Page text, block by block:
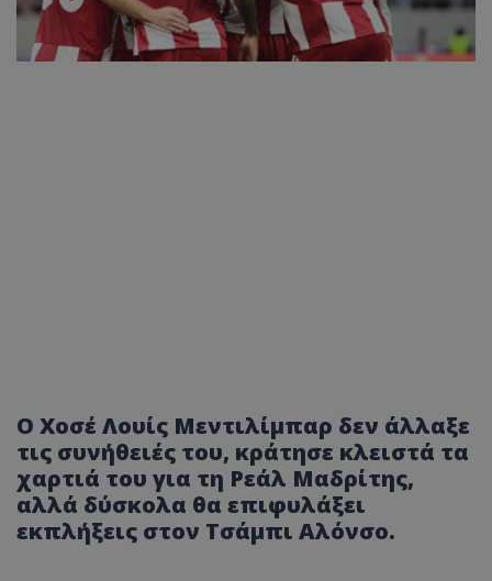
Ο Χοσέ Λουίς Μεντιλίμπαρ δεν άλλαξε
τις συνήθειές του, κράτησε κλειστά τα
χαρτιά του για τη Ρεάλ Μαδρίτης,
αλλά δύσκολα θα επιφυλάξει
εκπλήξεις στον Τσάμπι Αλόνσο.